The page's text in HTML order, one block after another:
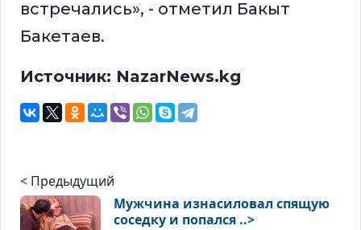
встречались», - отметил Бакыт
Бакетаев.
Источник: NazarNews.kg
< Предыдущий
Мужчина изнасиловал спящую
соседку и попался ..>